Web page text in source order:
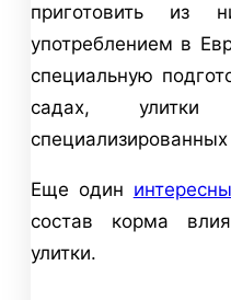
приготовить из
употреблением в
специальную
садах, улитки
Еще один
состав корма
улитки.